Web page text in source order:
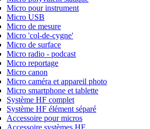
Micro pour instrument
Micro USB
Micro de mesure
Micro 'col-de-cygne'
Micro de surface
Micro radio - podcast
Micro reportage
Micro canon
Micro caméra et appareil photo
Micro smartphone et tablette
Système HF complet
Système HF élément séparé
Accessoire pour micros
Accessoire systèmes HF